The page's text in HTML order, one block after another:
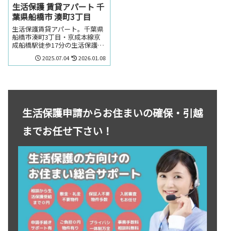
生活保護 賃貸アパート 千
葉県船橋市 湊町3丁目
生活保護賃貸アパート。千葉県
船橋市湊町3丁目・京成本線京
成船橋駅徒歩17分の生活保護の
葉県船橋市湊町3丁目・京成本
線京成船橋駅周辺のお部屋を探
2025.07.04 2026.01.08
生活保護申請からお住まいの確保・引越
までお任せ下さい！